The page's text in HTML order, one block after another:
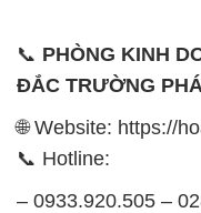
📞 PHÒNG KINH
ĐẮC TRƯỜNG
🌐 Website: https://
📞 Hotline:
– 0933.920.505 –